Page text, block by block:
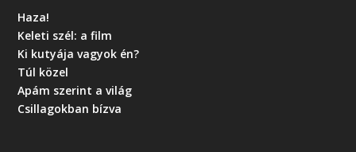
Haza!
Keleti szél: a film
Ki kutyája vagyok én?
Túl közel
Apám szerint a világ
Csillagokban bízva